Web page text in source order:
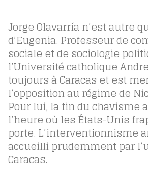
Jorge Olavarría n’est autre
d’Eugenia. Professeur de
sociale et de sociologie
l’Université catholique
toujours à Caracas et est
l’opposition au régime de
Pour lui, la fin du chavisme
l’heure où les États-Unis
porte. L’interventionnisme
accueilli prudemment par
Caracas.